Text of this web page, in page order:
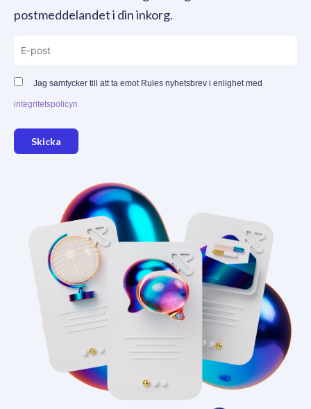
postmeddelandet i din inkorg.
Jag samtycker till att ta emot Rules nyhetsbrev i enlighet med
integritetspolicyn
Skicka